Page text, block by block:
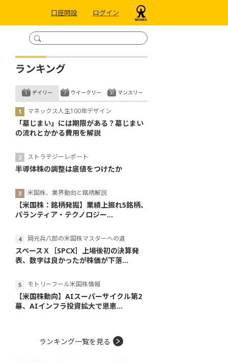
口座開設 ログイン
ランキング
デイリー
マネックス人生100年デザイン
「墓じまい」には期限がある？墓じまい
の流れとかかる費用を解説
ストラテジーレポート
半導体株の調整は底値をつけたか
米国株、業界動向と銘柄解説
【米国株：銘柄発掘】業績上振れ5銘柄、
パランティア・テクノロジー...
岡元兵八郎の米国株マスターへの道
スペースＸ［SPCX］上場後初の決算発
表、数字は良かったが株価が下落...
モトリーフール米国株情報
【米国株動向】AIスーパーサイクル第2
幕、AIインフラ投資拡大で恩恵...
ウイークリー マンスリー
ランキング一覧を見る